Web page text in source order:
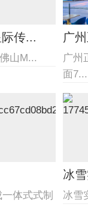
传...
山M...
广
广州
面7...
体式式制
冰
冰雪